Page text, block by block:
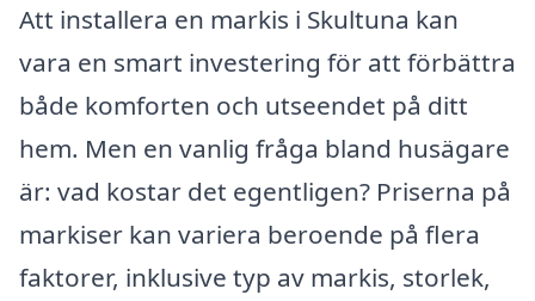
Att installera en markis i Skultuna kan
vara en smart investering för att förbättra
både komforten och utseendet på ditt
hem. Men en vanlig fråga bland husägare
är: vad kostar det egentligen? Priserna på
markiser kan variera beroende på flera
faktorer, inklusive typ av markis, storlek,